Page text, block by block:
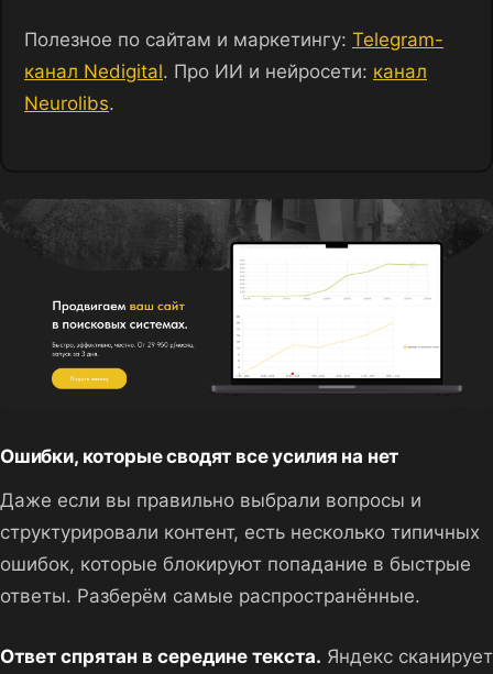
Полезное по сайтам и маркетингу: Telegram-
канал Nedigital. Про ИИ и нейросети: канал
Neurolibs.
Ошибки, которые сводят все усилия на нет
Даже если вы правильно выбрали вопросы и
структурировали контент, есть несколько типичных
ошибок, которые блокируют попадание в быстрые
ответы. Разберём самые распространённые.
Ответ спрятан в середине текста. Яндекс сканирует